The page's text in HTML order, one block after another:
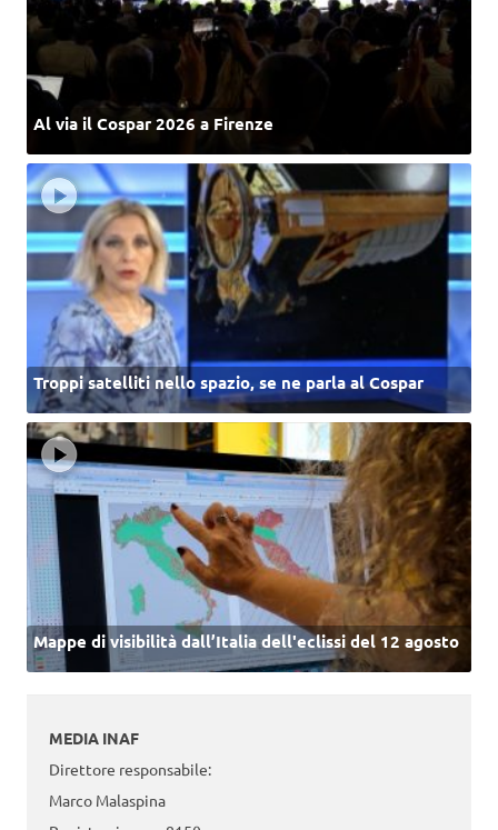
Al via il Cospar 2026 a Firenze
Troppi satelliti nello spazio, se ne parla al Cospar
Mappe di visibilità dall’Italia dell'eclissi del 12 agosto
MEDIA INAF
Direttore responsabile:
Marco Malaspina